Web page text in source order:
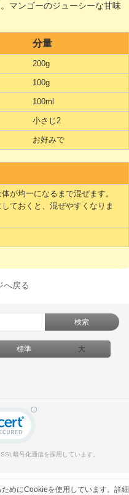
マンゴーのジューシーな甘味
分量
200g
100g
100ml
小さじ2
お好みで
が均一になるまで混ぜます。
ておくと、混ぜやすくなりま
へ戻る
検索
大
標準
暗号化通信を採用しています。
サイトポリシー
めにCookieを使用しています。詳細